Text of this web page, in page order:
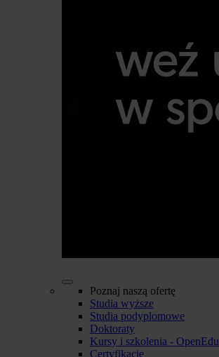
Poznaj naszą ofertę
Studia wyższe
Studia podyplomowe
Doktoraty
Kursy i szkolenia - OpenEdu
Certyfikacje